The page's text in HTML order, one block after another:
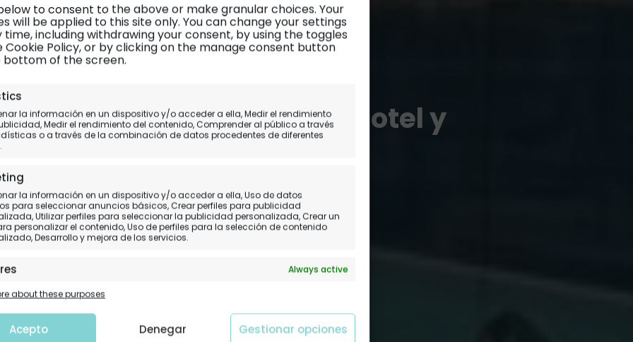
to consent to the above or make granular choices. Your
will be applied to this site only. You can change your settings
time, including withdrawing your consent, by using the toggles
Cookie Policy, or by clicking on the manage consent button
of the screen.
la información en un dispositivo y/o acceder a ella, Medir el rendimiento
Medir el rendimiento del contenido, Comprender al público a través
o a través de la combinación de datos procedentes de diferentes
la información en un dispositivo y/o acceder a ella, Uso de datos
para seleccionar anuncios básicos, Crear perfiles para publicidad
Utilizar perfiles para seleccionar la publicidad personalizada, Crear un
personalizar el contenido, Uso de perfiles para la selección de contenido
Desarrollo y mejora de los servicios.
Always active
Vincular diferentes dispositivos, Identificación de
about these purposes
Acepto Denegar Gestionar opciones
Paseo del Prado, hotel y
mejor rooftop
Nuestra opinión del alojamiento